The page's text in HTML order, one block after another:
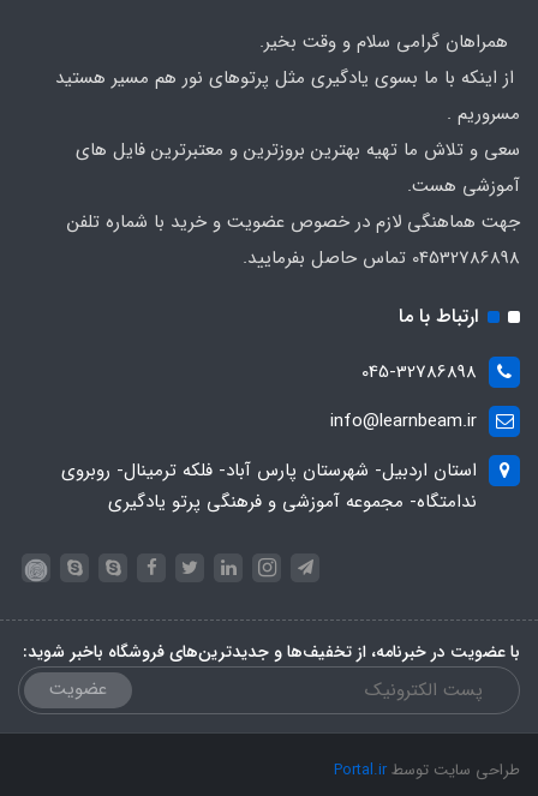
همراهان گرامی سلام و وقت بخیر.
از اینکه با ما بسوی یادگیری مثل پرتوهای نور هم مسیر هستید
مسروریم .
سعی و تلاش ما تهیه بهترین بروزترین و معتبرترین فایل های
آموزشی هست.
جهت هماهنگی لازم در خصوص عضویت و خرید با شماره تلفن
04532786898 تماس حاصل بفرمایید.
ارتباط با ما
045-32786898
info@learnbeam.ir
استان اردبیل- شهرستان پارس آباد- فلکه ترمینال- روبروی
ندامتگاه- مجموعه آموزشی و فرهنگی پرتو یادگیری
با عضویت در خبرنامه، از تخفیف‌ها و جدیدترین‌های فروشگاه باخبر شوید:
عضویت
طراحی سایت توسطPortal.ir